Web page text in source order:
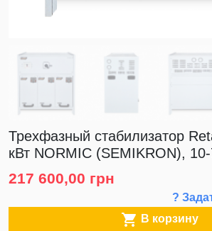
Трехфазный стабилизатор
кВт NORMIC (SEMIKRON),
217 600,00 грн
?
 В корзину